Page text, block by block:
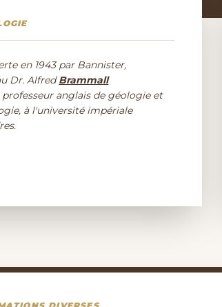
en 1943 par Bannister,
Dr. AlfredBrammall
professeur anglais de géologie et
à l'université impériale